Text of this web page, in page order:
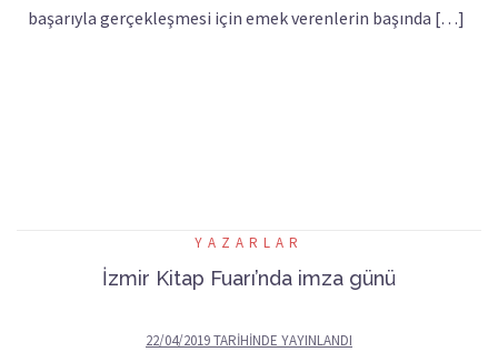
başarıyla gerçekleşmesi için emek verenlerin başında […]
YAZARLAR
İzmir Kitap Fuarı’nda imza günü
22/04/2019TARIHINDE YAYINLANDI